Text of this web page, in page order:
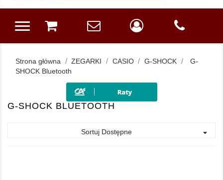
Strona główna ZEGARKI CASIO G-SHOCK
G-
SHOCK Bluetooth
G-SHOCK BLUETOOTH
Sortuj Dostępne 